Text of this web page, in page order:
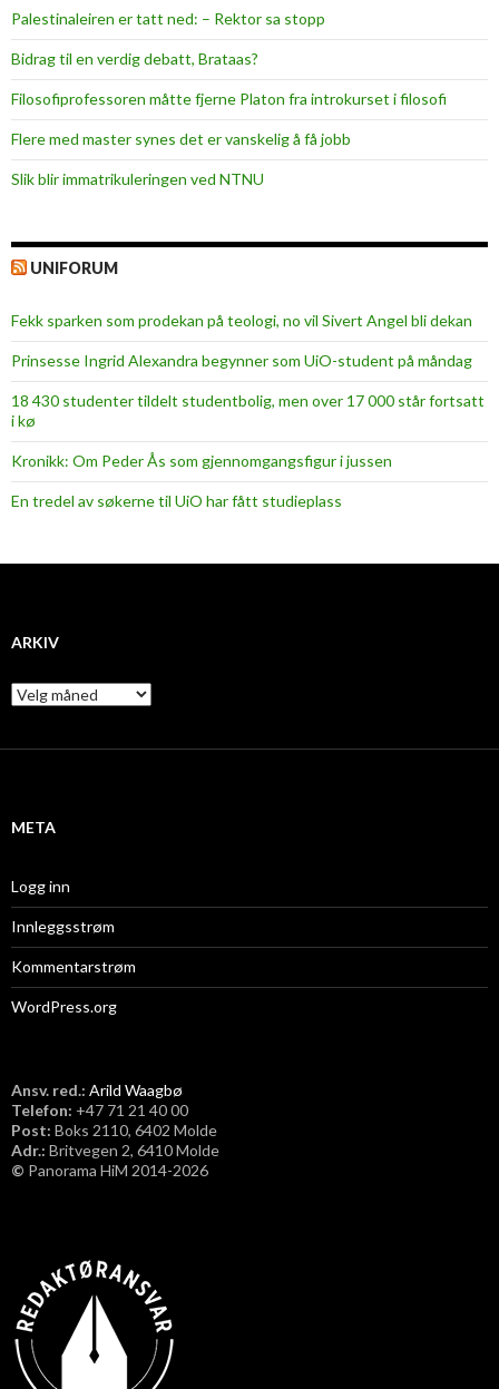
Palestinaleiren er tatt ned: – Rektor sa stopp
Bidrag til en verdig debatt, Brataas?
Filosofiprofessoren måtte fjerne Platon fra introkurset i filosofi
Flere med master synes det er vanskelig å få jobb
Slik blir immatrikuleringen ved NTNU
UNIFORUM
Fekk sparken som prodekan på teologi, no vil Sivert Angel bli dekan
Prinsesse Ingrid Alexandra begynner som UiO-student på måndag
18 430 studenter tildelt studentbolig, men over 17 000 står fortsatt
i kø
Kronikk: Om Peder Ås som gjennomgangsfigur i jussen
En tredel av søkerne til UiO har fått studieplass
ARKIV
A
r
i
META
Logg inn
Innleggsstrøm
Kommentarstrøm
WordPress.org
Ansv. red.: Arild Waagbø
Telefon: ​+47 71 21 40 00
Post: Boks 2110, 6402 Molde
Adr.: Britvegen 2, 6410 Molde
© Panorama HiM 2014-2026